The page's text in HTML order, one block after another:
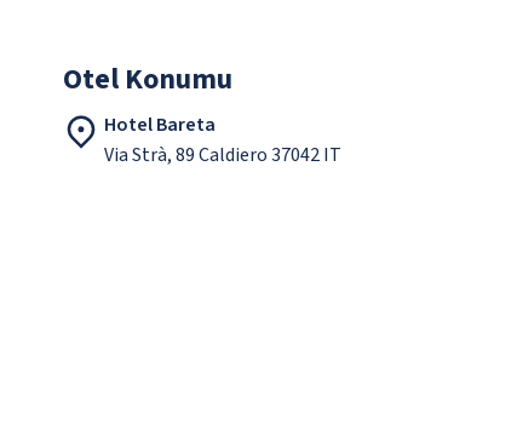
Otel Konumu
Hotel Bareta
Via Strà, 89 Caldiero 37042 IT